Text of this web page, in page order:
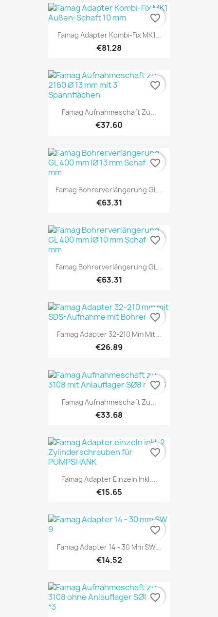
Famag Adapter Kombi-Fix MK1...
€81.28
favorite_border
Famag Aufnahmeschaft Zu...
€37.60
favorite_border
Famag Bohrerverlängerung GL...
€63.31
favorite_border
Famag Bohrerverlängerung GL...
€63.31
favorite_border
Famag Adapter 32-210 Mm Mit...
€26.89
favorite_border
Famag Aufnahmeschaft Zu...
€33.68
favorite_border
Famag Adapter Einzeln Inkl....
€15.65
favorite_border
Famag Adapter 14 - 30 Mm SW...
€14.52
favorite_border
favorite_border